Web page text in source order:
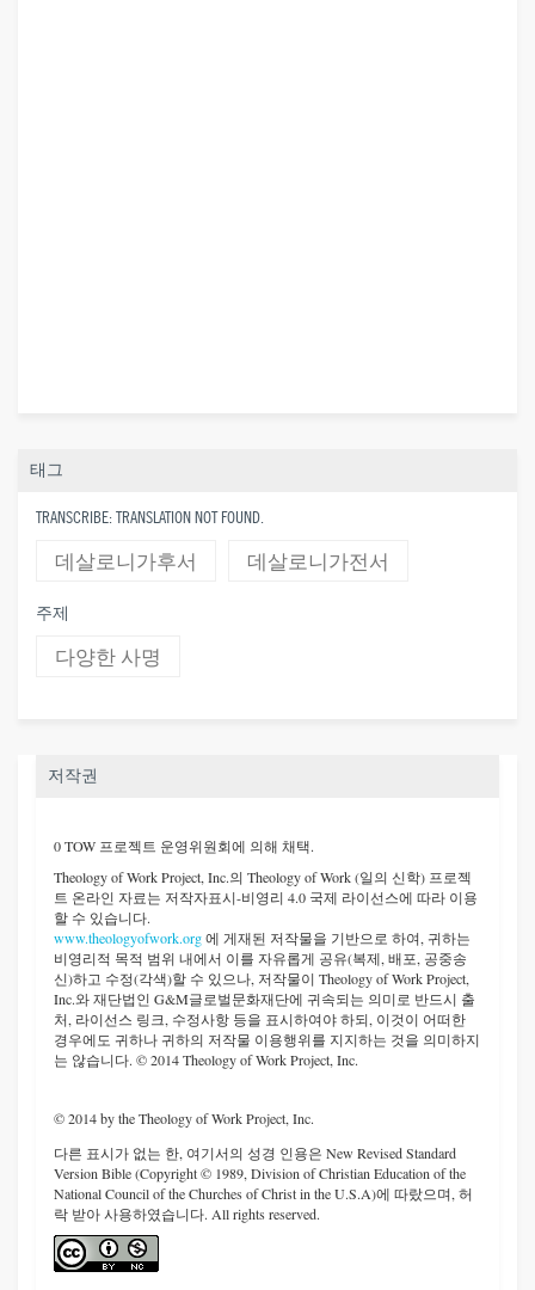
태그
TRANSCRIBE: TRANSLATION NOT FOUND.
데살로니가후서 데살로니가전서
주제
다양한 사명
저작권
0 TOW 프로젝트 운영위원회에 의해 채택.
Theology of Work Project, Inc.의 Theology of Work (일의 신학) 프로젝
트 온라인 자료는 저작자표시-비영리 4.0 국제 라이선스에 따라 이용
할 수 있습니다.
www.theologyofwork.org에 게재된 저작물을 기반으로 하여, 귀하는
비영리적 목적 범위 내에서 이를 자유롭게 공유(복제, 배포, 공중송
신)하고 수정(각색)할 수 있으나, 저작물이 Theology of Work Project,
Inc.와 재단법인 G&M글로벌문화재단에 귀속되는 의미로 반드시 출
처, 라이선스 링크, 수정사항 등을 표시하여야 하되, 이것이 어떠한
경우에도 귀하나 귀하의 저작물 이용행위를 지지하는 것을 의미하지
는 않습니다. © 2014 Theology of Work Project, Inc.
© 2014 by the Theology of Work Project, Inc.
다른 표시가 없는 한, 여기서의 성경 인용은 New Revised Standard
Version Bible (Copyright © 1989, Division of Christian Education of the
National Council of the Churches of Christ in the U.S.A)에 따랐으며, 허
락 받아 사용하였습니다. All rights reserved.